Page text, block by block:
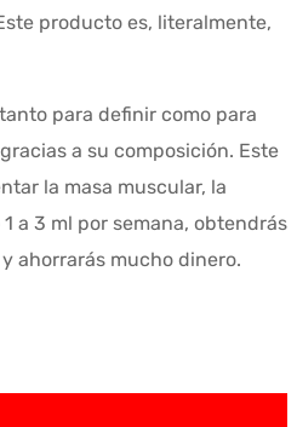
producto es, literalmente,
para definir como para
a su composición. Este
la masa muscular, la
a 3 ml por semana, obtendrás
ahorrarás mucho dinero.